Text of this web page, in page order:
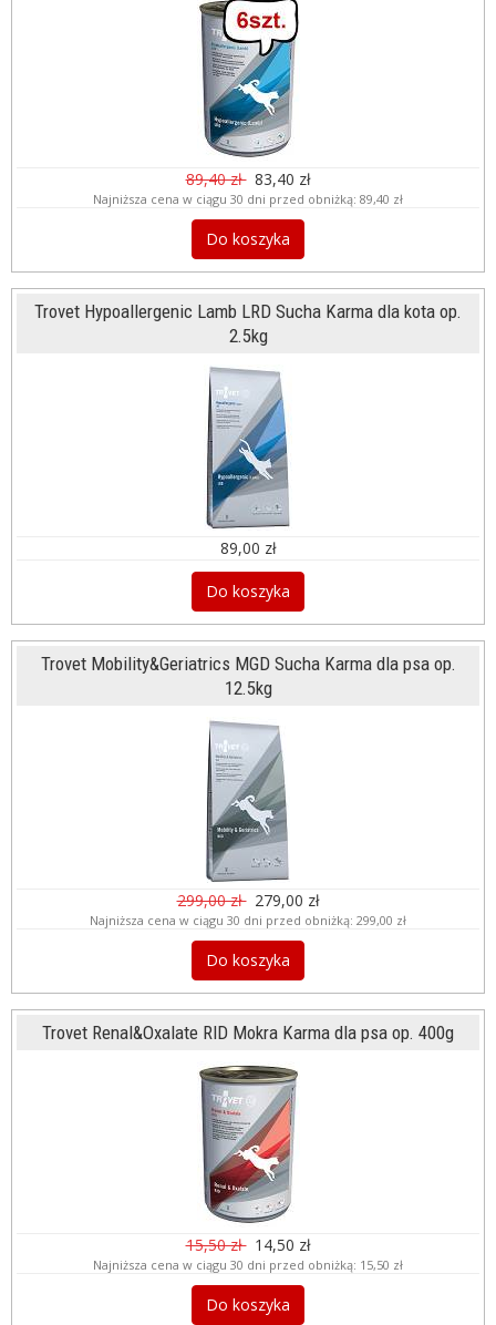
89,40 zł 83,40 zł
Najniższa cena w ciągu 30 dni przed obniżką: 89,40 zł
Do koszyka
Trovet Hypoallergenic Lamb LRD Sucha Karma dla kota op.
2.5kg
89,00 zł
Do koszyka
Trovet Mobility&Geriatrics MGD Sucha Karma dla psa op.
12.5kg
299,00 zł 279,00 zł
Najniższa cena w ciągu 30 dni przed obniżką: 299,00 zł
Do koszyka
Trovet Renal&Oxalate RID Mokra Karma dla psa op. 400g
15,50 zł 14,50 zł
Najniższa cena w ciągu 30 dni przed obniżką: 15,50 zł
Do koszyka